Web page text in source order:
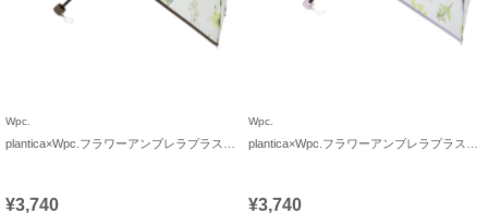
Wpc.
¥3,740
Wpc.
¥3,740